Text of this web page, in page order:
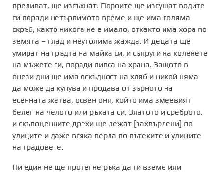
преливат, ще изсъхнат. Пороите ще изсушат водите
си поради нетърпимото време и ще има голяма
скръб, както никога не е имало, откакто има хора по
земята – глад и неутолима жажда. И децата ще
умират на гръдта на майка си, и съпруги на коленете
на мъжете си, поради липса на храна. Защото в
онези дни ще има оскъдност на хляб и никой няма
да може да купува и продава от зърното на
есенната жетва, освен оня, който има змеевият
белег на челото или ръката си. Златото и среброто,
и скъпоценните дрехи ще лежат [захвърлени] по
улиците и даже всяка перла по пътеките и улиците
на градовете.
Ни един не ще протегне ръка да ги вземе или